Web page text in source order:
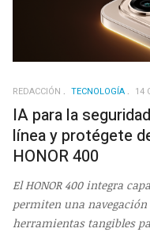
REDACCIÓN TECNOLOGÍA 14
IA para la
línea y protégete
HONOR 400
El HONOR 400 integra
permiten una
herramientas tangibles